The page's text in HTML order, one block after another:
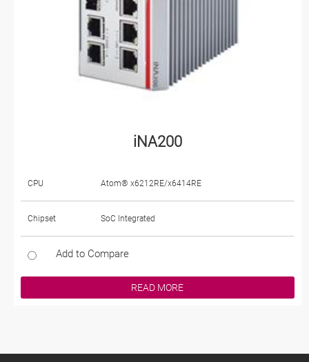
iNA200
CPU Atom® x6212RE/x6414RE
Chipset SoC Integrated
Add to Compare
READ MORE